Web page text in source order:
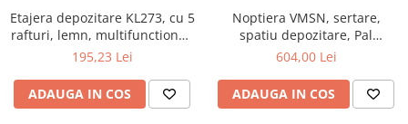
Etajera depozitare KL273, cu 5
rafturi, lemn, multifunctional,
natur
195,23 Lei
ADAUGA IN COS
Noptiera VMSN, sertare,
spatiu depozitare, Pal
Melaminat, insertii MDF, Nuc
604,00 Lei
ADAUGA IN COS